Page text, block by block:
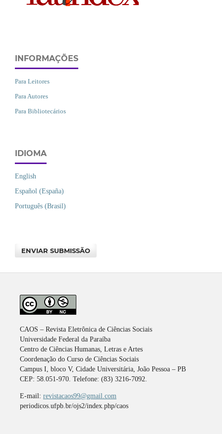
INFORMAÇÕES
Para Leitores
Para Autores
Para Bibliotecários
IDIOMA
English
Español (España)
Português (Brasil)
ENVIAR SUBMISSÃO
CAOS – Revista Eletrônica de Ciências Sociais
Universidade Federal da Paraíba
Centro de Ciências Humanas, Letras e Artes
Coordenação do Curso de Ciências Sociais
Campus I, bloco V, Cidade Universitária, João Pessoa – PB
CEP: 58.051-970. Telefone: (83) 3216-7092.
E-mail: revistacaos99@gmail.com
periodicos.ufpb.br/ojs2/index.php/caos